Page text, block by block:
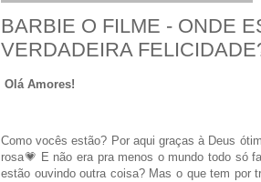
BARBIE O FILME - ONDE
VERDADEIRA
Olá Amores!
Como vocês estão? Por aqui graças à Deus
rosa💗 E não era pra menos o mundo todo só
estão ouvindo outra coisa? Mas o que tem por